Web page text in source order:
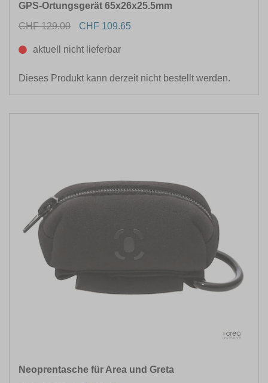
GPS-Ortungsgerät 65x26x25.5mm
CHF 129.00
CHF 109.65
aktuell nicht lieferbar
Dieses Produkt kann derzeit nicht bestellt werden.
Neoprentasche für Area und Greta